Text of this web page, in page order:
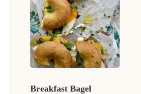
Breakfast Bagel